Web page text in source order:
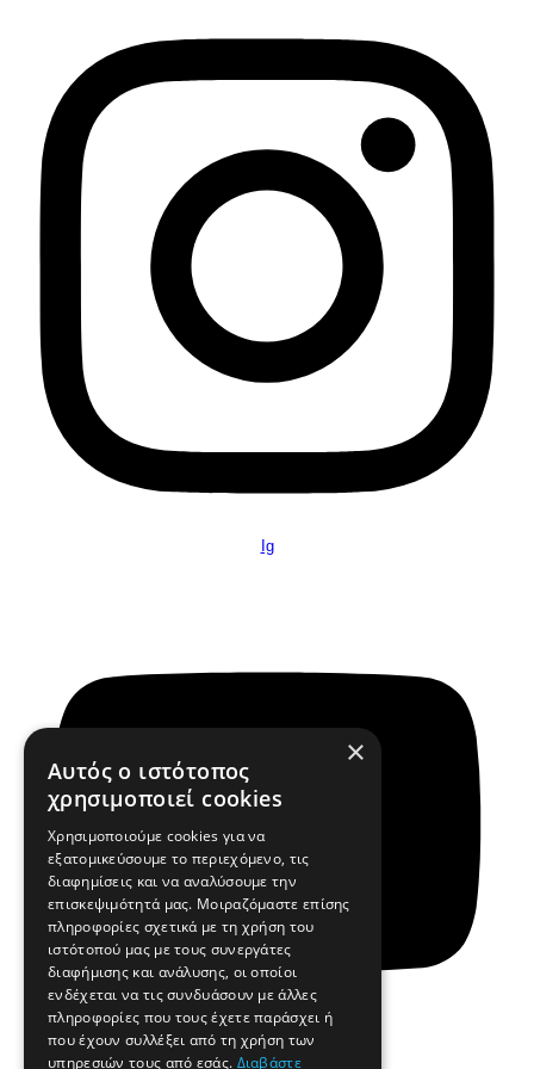
Ig
×
Αυτός ο ιστότοπος
χρησιμοποιεί cookies
Χρησιμοποιούμε cookies για να
εξατομικεύσουμε το περιεχόμενο, τις
διαφημίσεις και να αναλύσουμε την
επισκεψιμότητά μας. Μοιραζόμαστε επίσης
πληροφορίες σχετικά με τη χρήση του
ιστότοπού μας με τους συνεργάτες
διαφήμισης και ανάλυσης, οι οποίοι
ενδέχεται να τις συνδυάσουν με άλλες
πληροφορίες που τους έχετε παράσχει ή
που έχουν συλλέξει από τη χρήση των
υπηρεσιών τους από εσάς. Διαβάστε